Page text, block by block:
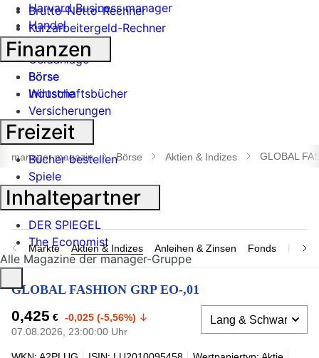
Harvard Business manager
Handel
Banken
Geldanlage
Börse
Industrie
Suche
öffnen
manager magazin Börse Aktien & Indizes GLOBAL
Märkte Aktien & Indizes Anleihen & Zinsen Fonds
GLOBAL FASHION GRP EO-,01
0,425 € -0,025 (-5,56%)
07.08.2026, 23:00:00 Uhr
Brutto-Netto-Rechner
Kurzarbeitergeld-Rechner
Finanzen
Börse
Wirtschaftsbücher
Versicherungen
Freizeit
Bücher bestellen
Spiele
Inhaltepartner
DER SPIEGEL
The Economist
Alle Magazine der manager-Gruppe